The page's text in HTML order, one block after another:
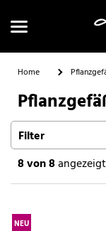
Home
Filter
8von 8
NEU